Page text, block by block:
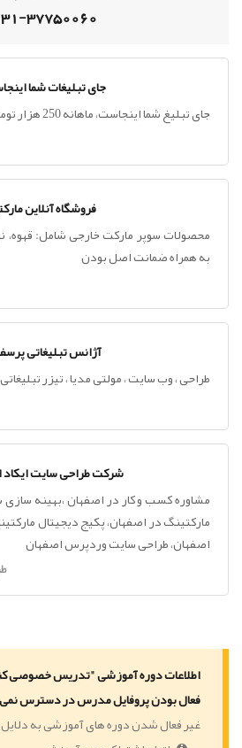
37750060
جای تبلیغات شما
جای تبلیغ شما اینجاست، ماهانه 250 هزار تومان با لینک مستقیم
فروشگاه آنلاین
محصولات سوپر مارکت خارجی شامل: قهوه،
به همراه ضمانت اصل بودن
آژانس تبلیغاتی
طراحی ، وب سایت ، مولتی مدیا ، تیزر
شرکت طراحی سایت
مشاوره کسب و کار در اصفهان ،بهینه
مارکتینگ در اصفهان، پکیج دیجیتال
اصفهان، طراحی سایت وردپرس اصفهان
اطلاعات دوره آموزشی "تدریس خصوصی
فعال بودن پروفایل مدرس در دسترس
غیر فعال شدن دوره های آموزشی به